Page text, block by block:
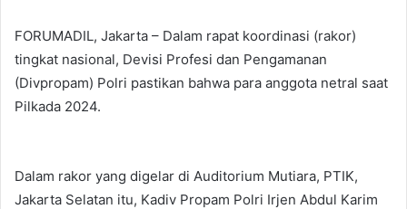
FORUMADIL, Jakarta – Dalam rapat koordinasi (rakor)
tingkat nasional, Devisi Profesi dan Pengamanan
(Divpropam) Polri pastikan bahwa para anggota netral saat
Pilkada 2024.
Dalam rakor yang digelar di Auditorium Mutiara, PTIK,
Jakarta Selatan itu, Kadiv Propam Polri Irjen Abdul Karim